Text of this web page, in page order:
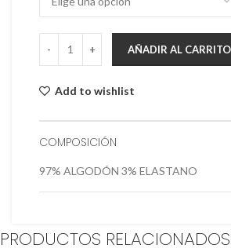
AÑADIR AL CARRITO
Add to wishlist
COMPOSICIÓN
97% ALGODÓN 3% ELASTANO
PRODUCTOS RELACIONADOS